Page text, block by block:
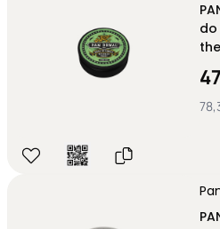
.
kontroli nad włosami i pozwalają
bardzo wymagające stylizacje.
Tego typu produkty są zwykle
działanie czynników zewnętrznych
że pomady woskowe mogą
Jakie marki pomad do włosów
W naszym sklepie znajdziesz
od cenionych producentów, którzy
profesjonalnej
do